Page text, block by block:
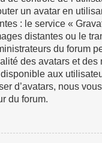
un avatar en
: le service «
distantes ou le
du forum
des avatars et des
aux
d’avatars, nous
du forum.